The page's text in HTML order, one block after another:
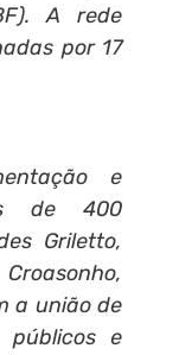
A rede
por 17
e
de 400
Griletto,
a união de
públicos e